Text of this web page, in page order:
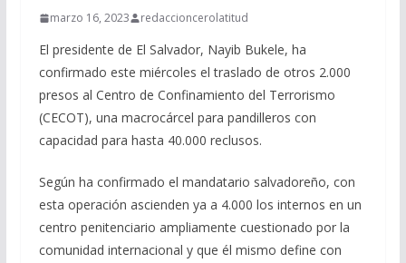
marzo 16, 2023 redaccioncerolatitud
El presidente de El Salvador, Nayib Bukele, ha
confirmado este miércoles el traslado de otros 2.000
presos al Centro de Confinamiento del Terrorismo
(CECOT), una macrocárcel para pandilleros con
capacidad para hasta 40.000 reclusos.
Según ha confirmado el mandatario salvadoreño, con
esta operación ascienden ya a 4.000 los internos en un
centro penitenciario ampliamente cuestionado por la
comunidad internacional y que él mismo define con